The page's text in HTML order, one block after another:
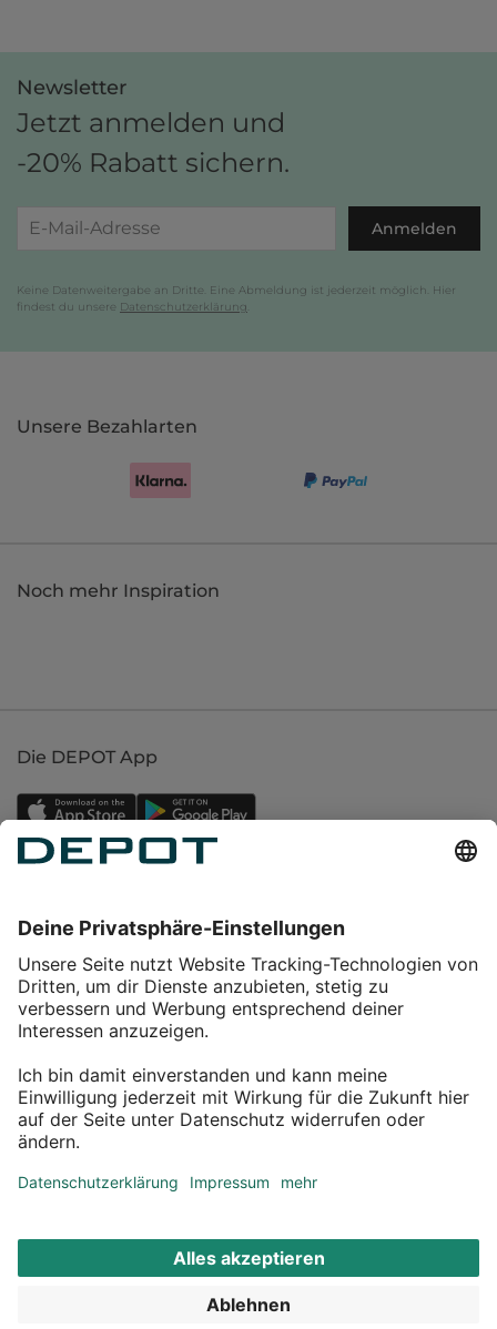
Newsletter
Jetzt anmelden und
-20% Rabatt sichern.
Anmelden
Keine Datenweitergabe an Dritte. Eine Abmeldung ist jederzeit möglich. Hier
findest du unsere Datenschutzerklärung
Unsere Bezahlarten
Noch mehr Inspiration
Die DEPOT App
Service
Über DEPOT
Kontakt
Aktionsbedingungen